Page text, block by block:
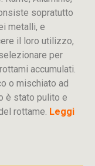
sopratutto
metalli, e
il loro utilizzo,
per
accumulati.
o mischiato ad
è stato pulito e
rottame. Leggi